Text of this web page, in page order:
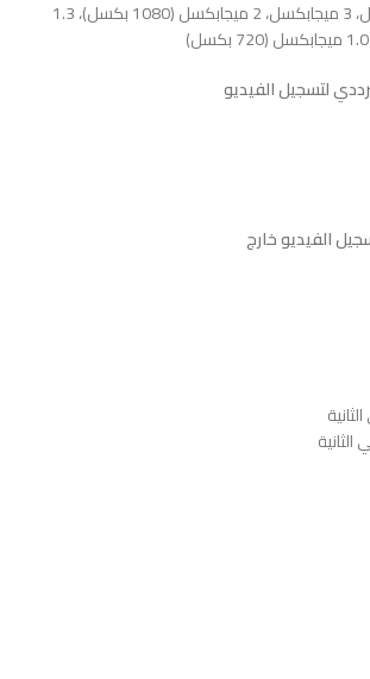
8 ميجابكسل، 5 ميجابكسل، 3 ميجابكسل، 2 ميجابكسل (1080 بكسل)، 1.3
لتسجيل الفيديو
الفيديو خارج